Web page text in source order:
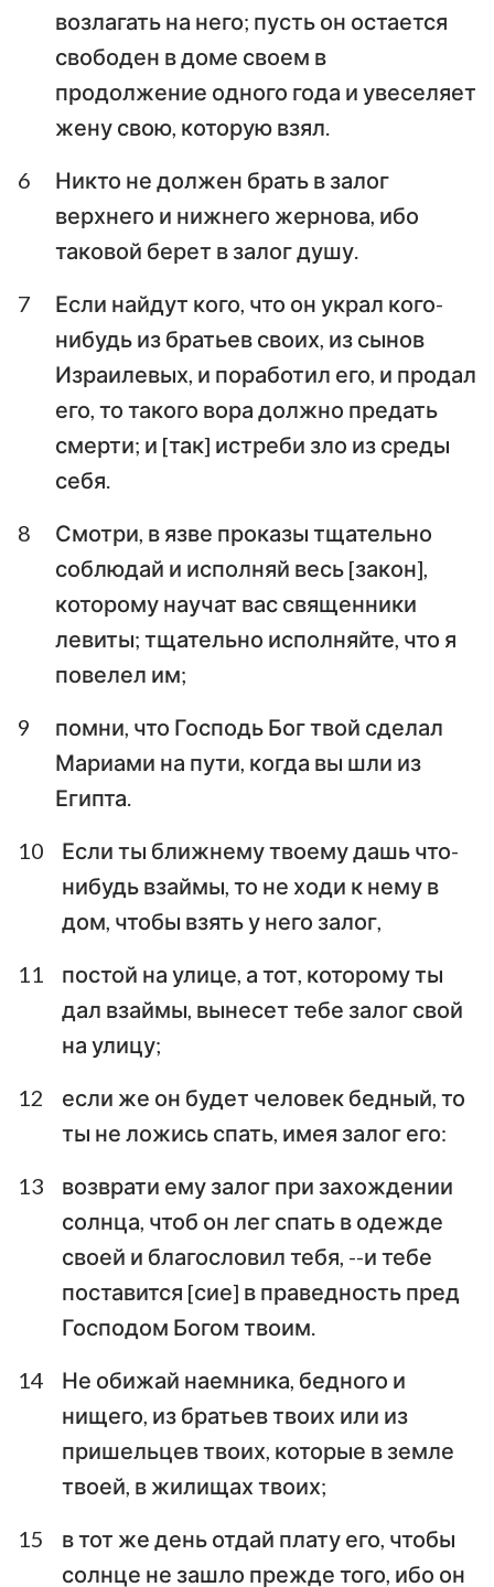
возлагать на него; пусть он остается
свободен в доме своем в
продолжение одного года и увеселяет
жену свою, которую взял.
6
Никто не должен брать в залог
верхнего и нижнего жернова, ибо
таковой берет в залог душу.
7
Если найдут кого, что он украл кого-
нибудь из братьев своих, из сынов
Израилевых, и поработил его, и продал
его, то такого вора должно предать
смерти; и [так] истреби зло из среды
себя.
8
Смотри, в язве проказы тщательно
соблюдай и исполняй весь [закон],
которому научат вас священники
левиты; тщательно исполняйте, что я
повелел им;
9
помни, что Господь Бог твой сделал
Мариами на пути, когда вы шли из
Египта.
10
Если ты ближнему твоему дашь что-
нибудь взаймы, то не ходи к нему в
дом, чтобы взять у него залог,
11
постой на улице, а тот, которому ты
дал взаймы, вынесет тебе залог свой
на улицу;
12
если же он будет человек бедный, то
ты не ложись спать, имея залог его:
13
возврати ему залог при захождении
солнца, чтоб он лег спать в одежде
своей и благословил тебя, --и тебе
поставится [сие] в праведность пред
Господом Богом твоим.
14
Не обижай наемника, бедного и
нищего, из братьев твоих или из
пришельцев твоих, которые в земле
твоей, в жилищах твоих;
15
в тот же день отдай плату его, чтобы
солнце не зашло прежде того, ибо он